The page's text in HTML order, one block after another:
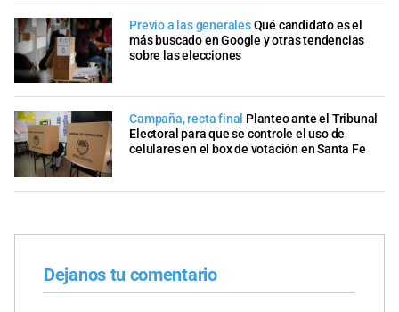
Previo a las generalesQué candidato es el
más buscado en Google y otras tendencias
sobre las elecciones
Campaña, recta final Planteo ante el Tribunal
Electoral para que se controle el uso de
celulares en el box de votación en Santa Fe
Dejanos tu comentario